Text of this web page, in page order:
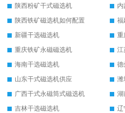
陕西粉矿干式磁选机
陕西铁矿磁选机如何配置
福
新疆干选磁选机
重
重庆铁矿永磁磁选机
江
海南干选磁选机
德
山东干式磁选机供应
潍
广西干式永磁筒式磁选机
湖
吉林干选磁选机
辽